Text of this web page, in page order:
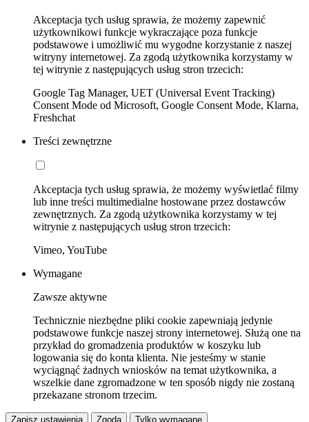
Akceptacja tych usług sprawia, że możemy zapewnić
użytkownikowi funkcje wykraczające poza funkcje
podstawowe i umożliwić mu wygodne korzystanie z naszej
witryny internetowej. Za zgodą użytkownika korzystamy w
tej witrynie z następujących usług stron trzecich:
Google Tag Manager, UET (Universal Event Tracking)
Consent Mode od Microsoft, Google Consent Mode, Klarna,
Freshchat
Treści zewnętrzne
Akceptacja tych usług sprawia, że możemy wyświetlać filmy
lub inne treści multimedialne hostowane przez dostawców
zewnętrznych. Za zgodą użytkownika korzystamy w tej
witrynie z następujących usług stron trzecich:
Vimeo, YouTube
Wymagane
Zawsze aktywne
Technicznie niezbędne pliki cookie zapewniają jedynie
podstawowe funkcje naszej strony internetowej. Służą one na
przykład do gromadzenia produktów w koszyku lub
logowania się do konta klienta. Nie jesteśmy w stanie
wyciągnąć żadnych wniosków na temat użytkownika, a
wszelkie dane zgromadzone w ten sposób nigdy nie zostaną
przekazane stronom trzecim.
Zapisz ustawienia Zgoda Tylko wymagane